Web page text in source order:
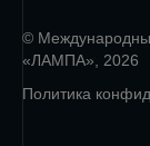
©
«ЛАМПА», 2026
Политика